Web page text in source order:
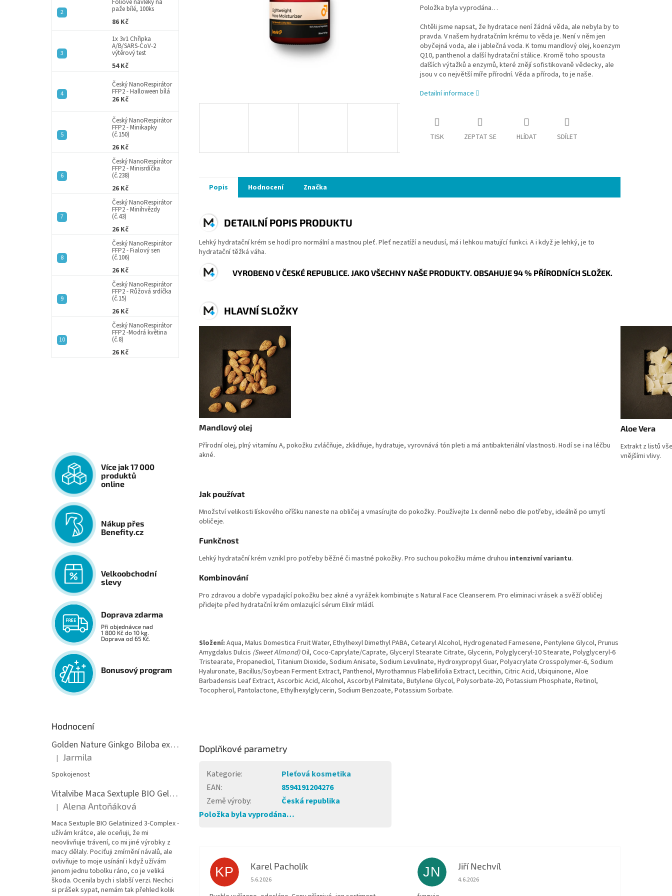
paže bílé, 100ks
86 Kč
1x 3v1 Chřipka
A/B/SARS-CoV-2
výtěrový test
54 Kč
Český NanoRespirátor
FFP2 - Halloween bílá
26 Kč
Český NanoRespirátor
FFP2 - Minikapky
(č.150)
26 Kč
Český NanoRespirátor
FFP2 - Minisrdíčka
(č.238)
26 Kč
Český NanoRespirátor
FFP2 - Minihvězdy
(č.43)
26 Kč
Český NanoRespirátor
FFP2 - Fialový sen
(č.106)
26 Kč
Český NanoRespirátor
FFP2 - Růžová srdíčka
(č.15)
26 Kč
Český NanoRespirátor
FFP2 -Modrá květina
(č.8)
26 Kč
Více jak 17 000
produktů
online
Nákup přes
Benefity.cz
Velkoobchodní
slevy
Doprava zdarma
Při objednávce nad
1 800 Kč do 10 kg.
Doprava od 65 Kč.
Bonusový program
Hodnocení
Golden Nature Ginkgo Biloba extrakt 50:1 60mg, 100 kapslí
Hodnocení produktu je 5 z 5 hvězdiček.
| Jarmila
Spokojenost
Vitalvibe Maca Sextuple BIO Gelatinized 3-Complex, 60 kapslí
Hodnocení produktu je 5 z 5 hvězdiček.
| Alena Antoňáková
Maca Sextuple BIO Gelatinized 3-Complex -
užívám krátce, ale oceňuji, že mi
neovlivňuje trávení, co mi jiné výrobky z
macy dělaly. Pociťuji zmírnění návalů, ale
ovlivňuje to moje usínání i když užívám
jenom jednu tobolku ráno, co je veliká
škoda. Ocenila bych i slabší verzi. Nechci
si prášek sypat, nemám tak přehled kolik
Položka byla vyprodána…
Chtěli jsme napsat, že hydratace není žádná věda, ale nebyla by to
pravda. V našem hydratačním krému to věda je. Není v něm jen
obyčejná voda, ale i jablečná voda. K tomu mandlový olej, koenzym
Q10, panthenol a další hydratační stálice. Kromě toho spousta
dalších výtažků a enzymů, které znějí sofistikovaně vědecky, ale
jsou v co největší míře přírodní. Věda a příroda, to je naše.
Detailní informace
TISK ZEPTAT SE HLÍDAT SDÍLET
Popis Hodnocení Značka
DETAILNÍ POPIS PRODUKTU
Lehký hydratační krém se hodí pro normální a mastnou pleť. Pleť nezatíží a neudusí, má i lehkou matující funkci. A i když je lehký, je to
hydratační těžká váha.
VYROBENO V ČESKÉ REPUBLICE. JAKO VŠECHNY NAŠE PRODUKTY. OBSAHUJE 94 % PŘÍRODNÍCH SLOŽEK.
HLAVNÍ SLOŽKY
Mandlový olej
Přírodní olej, plný vitamínu A, pokožku zvláčňuje, zklidňuje, hydratuje, vyrovnává tón pleti a má antibakteriální vlastnosti. Hodí se i na léčbu
akné.
Aloe Vera
Extrakt z listů
vnějšími vlivy.
Jak používat
Množství velikosti lískového oříšku naneste na obličej a vmasírujte do pokožky. Používejte 1x denně nebo dle potřeby, ideálně po umytí
obličeje.
Funkčnost
Lehký hydratační krém vznikl pro potřeby běžné či mastné pokožky. Pro suchou pokožku máme druhou intenzivní variantu.
Kombinování
Pro zdravou a dobře vypadající pokožku bez akné a vyrážek kombinujte s NaturalFace Cleanserem. Pro eliminaci vrásek a svěží obličej
přidejte před hydratační krém omlazující sérum Elixír mládí.
Složení: Aqua, Malus Domestica Fruit Water, Ethylhexyl Dimethyl PABA, Cetearyl Alcohol, Hydrogenated Farnesene, Pentylene Glycol, Prunus
Amygdalus Dulcis (Sweet Almond)Oil, Coco-Caprylate/Caprate, Glyceryl Stearate Citrate, Glycerin, Polyglyceryl-10 Stearate, Polyglyceryl-6
Tristearate, Propanediol, Titanium Dioxide, Sodium Anisate, Sodium Levulinate, Hydroxypropyl Guar, Polyacrylate Crosspolymer-6, Sodium
Hyaluronate, Bacillus/Soybean Ferment Extract, Panthenol, Myrothamnus Flabellifolia Extract, Lecithin, Citric Acid, Ubiquinone, Aloe
Barbadensis Leaf Extract, Ascorbic Acid, Alcohol, Ascorbyl Palmitate, Butylene Glycol, Polysorbate-20, Potassium Phosphate, Retinol,
Tocopherol, Pantolactone, Ethylhexylglycerin, Sodium Benzoate, Potassium Sorbate.
Doplňkové parametry
Kategorie:
Pleťová kosmetika
EAN:
8594191204276
Země výroby:
Česká republika
Položka byla vyprodána…
KP Karel Pacholík
Hodnocení obchodu je 4 z 5 hvězdiček.
5.6.2026
JN Jiří Nechvíl
Hodnocení obchodu je 5 z 5 hvězdiček.
4.6.2026